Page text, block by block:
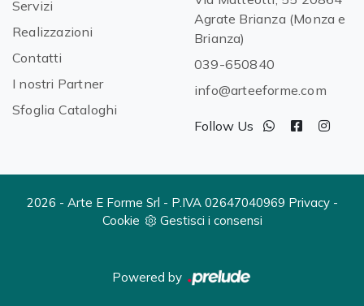
Servizi
Realizzazioni
Contatti
I nostri Partner
Sfoglia Cataloghi
Agrate Brianza (Monza e
Brianza)
039-650840
info@arteeforme.com
Follow Us
2026 - Arte E Forme Srl - P.IVA 02647040969 Privacy-
Cookie
Gestisci i consensi
Powered by